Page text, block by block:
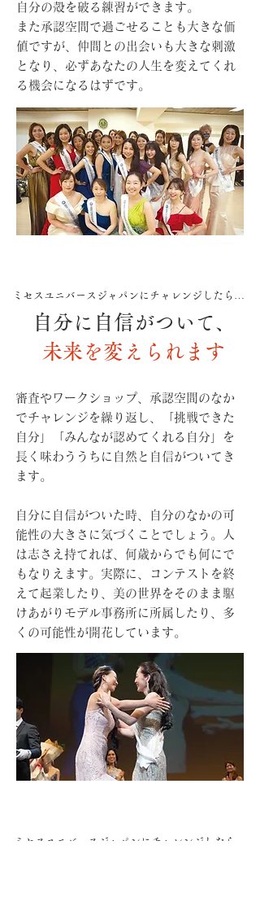
自分の殻を破る練習ができます。
​また承認空間で過ごせることも大きな価
値ですが、仲間との出会いも大きな刺激
となり、必ずあなたの人生を変えてくれ
る機会になるはずです。
ミセスユニバースジャパンにチャレンジしたら…
自分に自信がついて、
未来を変えられます
審査やワークショップ、承認空間のなか
でチャレンジを繰り返し、「挑戦できた
自分」「みんなが認めてくれる自分」を
長く味わううちに自然と自信がついてき
ます。
自分に自信がついた時、自分のなかの可
能性の大きさに気づくことでしょう。人
は志さえ持てれば、何歳からでも何にで
もなりえます。実際に、コンテストを終
えて起業したり、美の世界をそのまま駆
けあがりモデル事務所に所属したり、多
くの可能性が開花しています。
ミセスユニバースジャパンにチャレンジしたら…